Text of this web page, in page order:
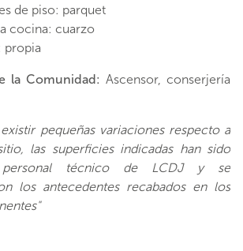
de piso: parquet
cocina: cuarzo
propia
la Comunidad: Ascensor, conserjería
existir pequeñas variaciones respecto a
las superficies indicadas han sido
personal técnico de LCDJ y se
los antecedentes recabados en los